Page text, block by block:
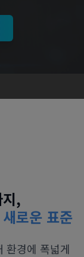
,
로운 표준
환경에 폭넓게